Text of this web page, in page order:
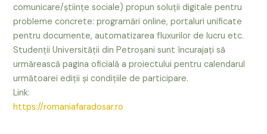
comunicare/științe sociale) propun soluții digitale pentru
probleme concrete: programări online, portaluri unificate
pentru documente, automatizarea fluxurilor de lucru etc.
Studenții Universității din Petroșani sunt încurajați să
urmărească pagina oficială a proiectului pentru calendarul
următoarei ediții și condițiile de participare.
Link:
https://romaniafaradosar.ro